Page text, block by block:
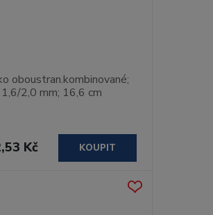
oboustran.kombinované;
1,6/2,0 mm; 16,6 cm
Kč KOUPIT